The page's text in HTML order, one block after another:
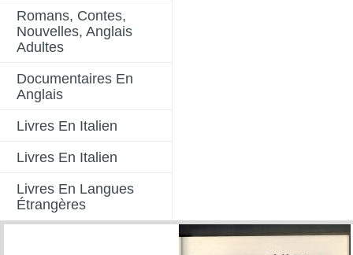
Romans, Contes,
Nouvelles, Anglais
Adultes
Documentaires En
Anglais
Livres En Italien
Livres En Italien
Livres En Langues
Étrangères